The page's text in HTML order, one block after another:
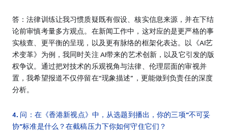
答：法律训练让我习惯质疑既有假设、核实信息来源，并在下结
论前审慎考量多方观点。在新闻工作中，这对应的是更严格的事
实核查、更平衡的呈现，以及更有脉络的框架化表达。以《AI艺
术变革》为例，我同时关注 AI带来的艺术创新，以及它引发的版
权争议。通过把对技术的乐观视角与法律、伦理层面的审视并
置，我希望报道不仅停留在“现象描述”，更能做到负责任的深度
分析。
4. 问：在《香港新视点》中，从选题到播出，你的三项“不可妥
协”标准是什么？在截稿压力下你如何守住它们？